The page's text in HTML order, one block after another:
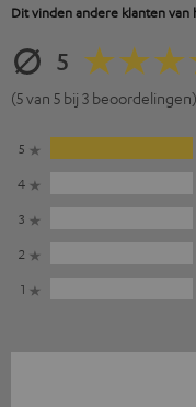
Dit vinden andere klanten van
5
(5 van 5 bij 3 beoordelingen)
5
4
3
2
1